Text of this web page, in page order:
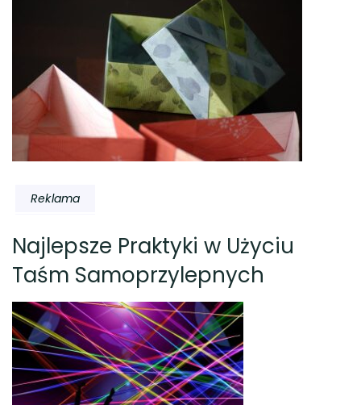
Reklama
Najlepsze Praktyki w Użyciu
Taśm Samoprzylepnych